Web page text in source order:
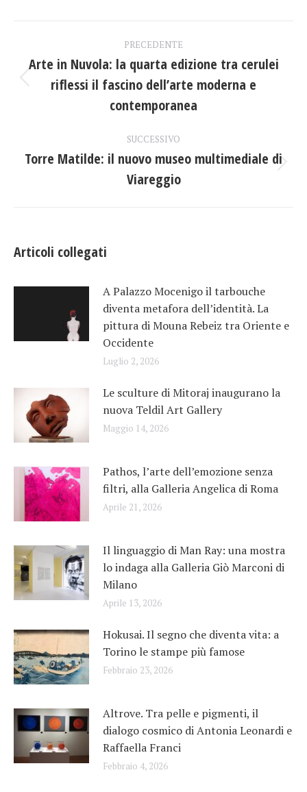
tra
PRECEDENTE
Post
precedente:
Arte in Nuvola: la quarta edizione tra cerulei
riflessi il fascino dell’arte moderna e
contemporanea
SUCCESSIVO
Prossimo
post:
Torre Matilde: il nuovo museo multimediale di
Viareggio
Articoli collegati
A Palazzo Mocenigo il tarbouche
diventa metafora dell’identità. La
pittura di Mouna Rebeiz tra Oriente e
Occidente
Luglio 2, 2026
Le sculture di Mitoraj inaugurano la
nuova Teldil Art Gallery
Maggio 14, 2026
Pathos, l’arte dell’emozione senza
filtri, alla Galleria Angelica di Roma
Aprile 21, 2026
Il linguaggio di Man Ray: una mostra
lo indaga alla Galleria Giò Marconi di
Milano
Aprile 13, 2026
Hokusai. Il segno che diventa vita: a
Torino le stampe più famose
Febbraio 23, 2026
Altrove. Tra pelle e pigmenti, il
dialogo cosmico di Antonia Leonardi e
Raffaella Franci
Febbraio 4, 2026